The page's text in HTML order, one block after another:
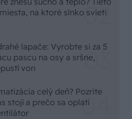
na ktoré slnko svieti
lapače: Vyrobte si za 5
pascu na osy a sršne,
von
celý deň? Pozrite
stojí a prečo sa oplatí